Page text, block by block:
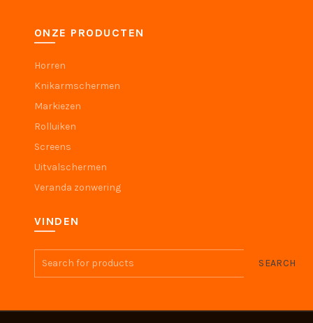
ONZE PRODUCTEN
Horren
Knikarmschermen
Markiezen
Rolluiken
Screens
Uitvalschermen
Veranda zonwering
VINDEN
SEARCH